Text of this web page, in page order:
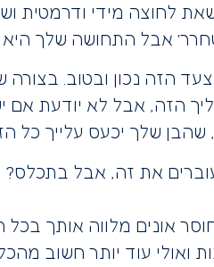
לחוצה מידי ודרמטית
אבל התחושה שלך
הזה נכון ובטוב.
הזה, אבל לא יודעת
שלך יכעס עלייך כל
את זה, אבל
אונים מלווה אותך
ואולי עוד יותר חשוב